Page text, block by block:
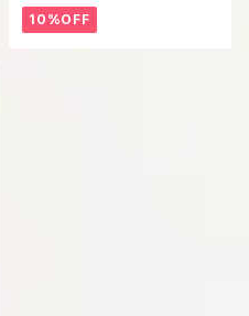
10%OFF